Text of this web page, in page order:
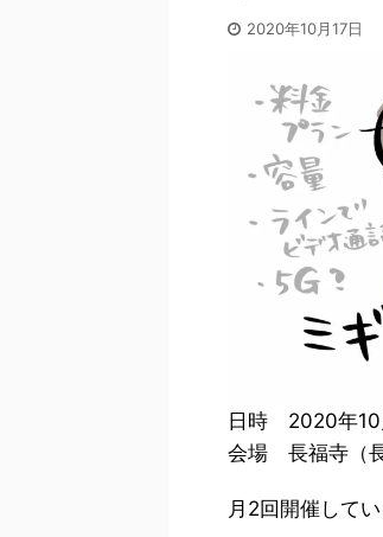
2020年10月17日
日時 2020年10
会場 長福寺（
月2回開催して